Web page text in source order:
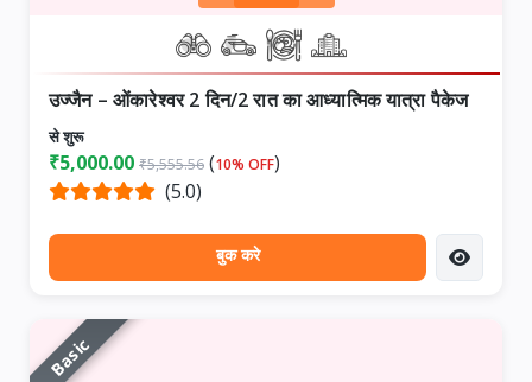
उज्जैन – ओंकारेश्वर 2 दिन/2 रात का आध्यात्मिक यात्रा पैकेज
से शुरू
₹5,000.00 ₹5,555.56 (10% OFF)
(5.0)
बुक करे
Basic